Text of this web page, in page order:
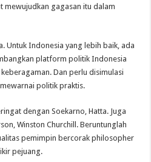
mewujudkan gagasan itu dalam
Untuk Indonesia yang lebih baik, ada
platform politik Indonesia
Dan perlu disimulasi
politik praktis.
dengan Soekarno, Hatta. Juga
Winston Churchill. Beruntunglah
pemimpin bercorak philosopher
pejuang.